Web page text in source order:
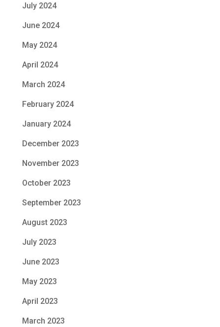
July 2024
June 2024
May 2024
April 2024
March 2024
February 2024
January 2024
December 2023
November 2023
October 2023
September 2023
August 2023
July 2023
June 2023
May 2023
April 2023
March 2023